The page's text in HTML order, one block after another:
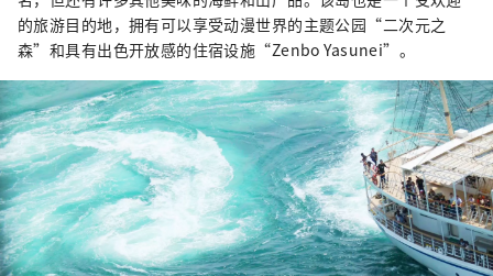
的旅游目的地，拥有可以享受动漫世界的主题公园“二次元之
森”和具有出色开放感的住宿设施“Zenbo Yasunei”。